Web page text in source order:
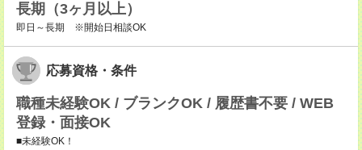
長期（3ヶ月以上）
即日～長期 ※開始日相談OK
応募資格・条件
職種未経験OK / ブランクOK / 履歴書不要 / WEB
登録・面接OK
■未経験OK！